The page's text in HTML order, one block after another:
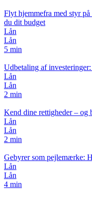
Flyt hjemmefra med styr
du dit budget
Lån
Lån
5 min
Udbetaling af
Lån
Lån
2 min
Kend dine rettigheder – og
Lån
Lån
2 min
Gebyrer som pejlemærke:
Lån
Lån
4 min